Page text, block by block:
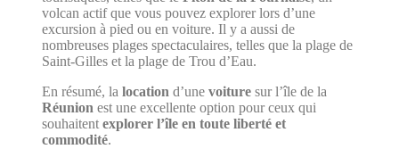
volcan actif que vous pouvez explorer lors d’une
excursion à pied ou en voiture. Il y a aussi de
nombreuses plages spectaculaires, telles que la plage de
Saint-Gilles et la plage de Trou d’Eau.
En résumé, la location d’unevoituresur l’île de la
Réunion est une excellente option pour ceux qui
souhaitent explorer l’île en toute liberté et
commodité.